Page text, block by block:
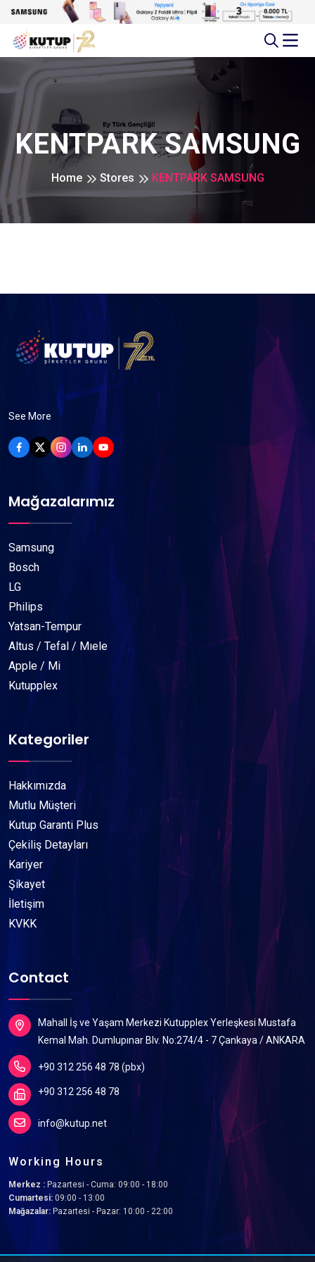
KENTPARK SAMSUNG
Home Stores KENTPARK SAMSUNG
See More
Mağazalarımız
Samsung
Bosch
LG
Philips
Yatsan-Tempur
Altus / Tefal / Mıele
Apple / Mi
Kutupplex
Kategoriler
Hakkımızda
Mutlu Müşteri
Kutup Garanti Plus
Çekiliş Detayları
Kariyer
Şikayet
İletişim
KVKK
Contact
Mahall İş ve Yaşam Merkezi Kutupplex Yerleşkesi Mustafa
Kemal Mah. Dumlupınar Blv. No:274/4 - 7 Çankaya / ANKARA
+90 312 256 48 78 (pbx)
+90 312 256 48 78
info@kutup.net
Working Hours
Merkez : Pazartesi - Cuma: 09:00 - 18:00
Cumartesi: 09:00 - 13:00
Mağazalar: Pazartesi - Pazar: 10:00 - 22:00